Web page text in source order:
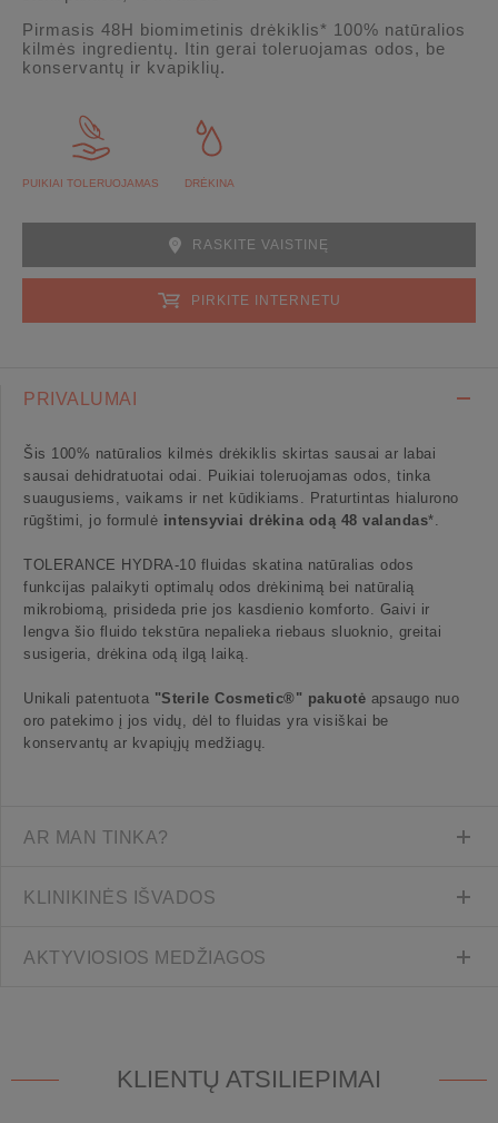
Pirmasis 48H biomimetinis drėkiklis* 100% natūralios
kilmės ingredientų. Itin gerai toleruojamas odos, be
konservantų ir kvapiklių.
PUIKIAI TOLERUOJAMAS DRĖKINA
RASKITE VAISTINĘ
PIRKITE INTERNETU
PRIVALUMAI
Šis 100% natūralios kilmės drėkiklis skirtas sausai ar labai
sausai dehidratuotai odai. Puikiai toleruojamas odos, tinka
suaugusiems, vaikams ir net kūdikiams. Praturtintas hialurono
rūgštimi, jo formulė intensyviai drėkina odą 48 valandas*.
TOLERANCE HYDRA-10 fluidas skatina natūralias odos
funkcijas palaikyti optimalų odos drėkinimą bei natūralią
mikrobiomą, prisideda prie jos kasdienio komforto. Gaivi ir
lengva šio fluido tekstūra nepalieka riebaus sluoknio, greitai
susigeria, drėkina odą ilgą laiką.
Unikali patentuota "Sterile Cosmetic®" pakuotė apsaugo nuo
oro patekimo į jos vidų, dėl to fluidas yra visiškai be
konservantų ar kvapiųjų medžiagų.
AR MAN TINKA?
KLINIKINĖS IŠVADOS
AKTYVIOSIOS MEDŽIAGOS
KLIENTŲ ATSILIEPIMAI